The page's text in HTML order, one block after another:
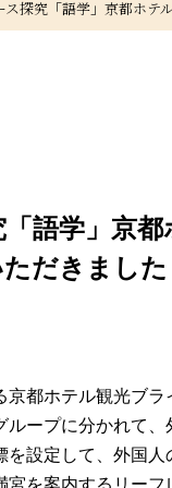
ス探究「語学」京都ホ
語学」京
だきました
京都ホテル観光ブ
ープに分かれて
設定して、外国